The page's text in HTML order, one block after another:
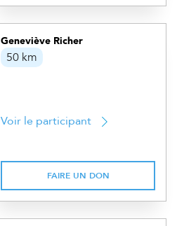
Geneviève Richer
50 km
Voir le participant
FAIRE UN DON